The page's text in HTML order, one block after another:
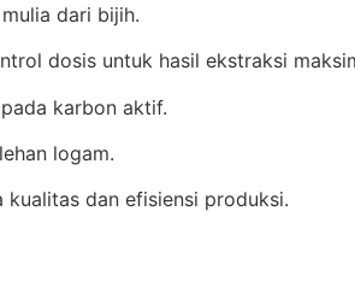
dari bijih.
dosis untuk hasil ekstraksi
karbon aktif.
logam.
kualitas dan efisiensi produksi.